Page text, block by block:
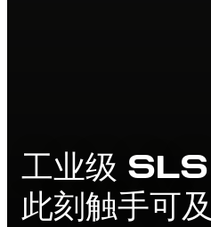
工业级 SLS
此刻触手可及